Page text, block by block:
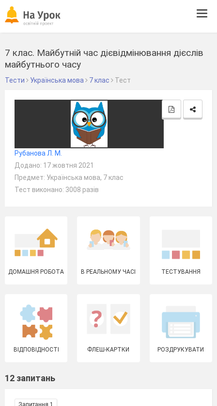
7 клас. Майбутній час дієвідмінювання дієслів
майбутнього часу
Тести Українська мова 7 клас Тест
Рубанова Л. М.
Додано: 17 жовтня 2021
Предмет: Українська мова, 7 клас
Тест виконано: 3008 разів
ДОМАШНЯ РОБОТА В РЕАЛЬНОМУ ЧАСІ ТЕСТУВАННЯ
ВІДПОВІДНОСТІ ФЛЕШ-КАРТКИ РОЗДРУКУВАТИ
12 запитань
Запитання 1